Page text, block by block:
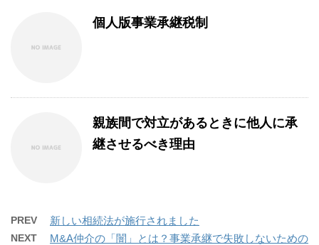
個人版事業承継税制
親族間で対立があるときに他人に承
継させるべき理由
PREV 新しい相続法が施行されました
NEXT
M&A仲介の「闇」とは？事業承継で失敗しないための